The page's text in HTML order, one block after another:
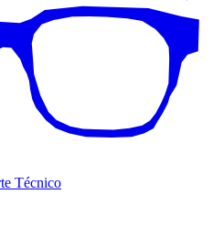
Técnico